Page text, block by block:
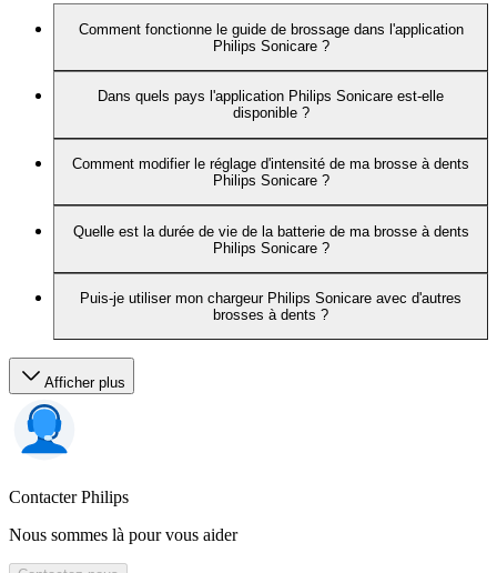
Comment fonctionne le guide de brossage dans l'application
Philips Sonicare ?
Dans quels pays l'application Philips Sonicare est-elle
disponible ?
Comment modifier le réglage d'intensité de ma brosse à dents
Philips Sonicare ?
Quelle est la durée de vie de la batterie de ma brosse à dents
Philips Sonicare ?
Puis-je utiliser mon chargeur Philips Sonicare avec d'autres
brosses à dents ?
Afficher plus
Contacter Philips
Nous sommes là pour vous aider